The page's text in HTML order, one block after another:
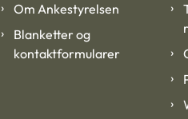
Om Ankestyrelsen
Blanketter og
kontaktformularer